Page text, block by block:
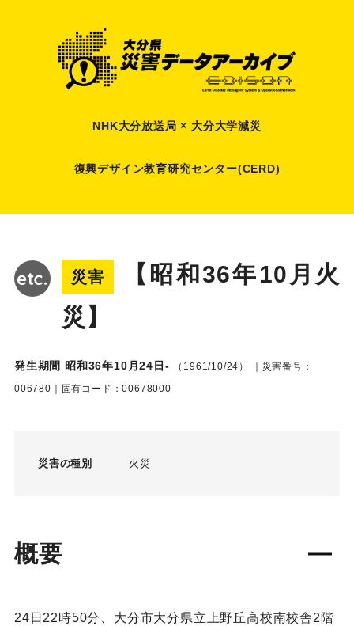
NHK大分放送局 × 大分大学減災
復興デザイン教育研究センター(CERD)
災害
【昭和36年10月火
災】
発生期間 昭和36年10月24日- （1961/10/24）
｜災害番号：
006780｜固有コード：00678000
災害の種別 火災
概要
24日22時50分、大分市大分県立上野丘高校南校舎2階